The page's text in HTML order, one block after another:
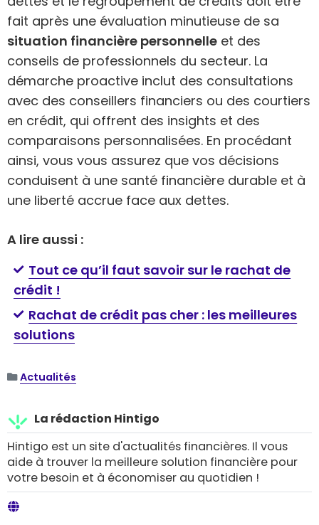
fait après une évaluation minutieuse de sa
situation financière personnelle et des
conseils de professionnels du secteur. La
démarche proactive inclut des consultations
avec des conseillers financiers ou des courtiers
en crédit, qui offrent des insights et des
comparaisons personnalisées. En procédant
ainsi, vous vous assurez que vos décisions
conduisent à une santé financière durable et à
une liberté accrue face aux dettes.
A lire aussi :
Tout ce qu’il faut savoir sur le rachat de
crédit !
Rachat de crédit pas cher : les meilleures
solutions
Actualités
La rédaction Hintigo
Hintigo est un site d'actualités financières. Il vous
aide à trouver la meilleure solution financière pour
votre besoin et à économiser au quotidien !